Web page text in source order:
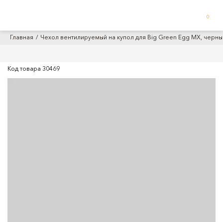
0
Главная Чехол вентилируемый на купол для Big Green Egg MX,
Код товара 30469